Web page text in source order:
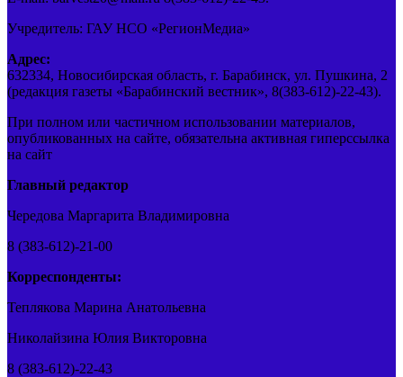
Учредитель: ГАУ НСО «РегионМедиа»
Адрес:
632334, Новосибирская область, г. Барабинск, ул. Пушкина, 2
(редакция газеты «Барабинский вестник», 8(383-612)-22-43).
При полном или частичном использовании материалов,
опубликованных на сайте, обязательна активная гиперссылка
на сайт
Главный редактор
Чередова Маргарита Владимировна
8 (383-612)-21-00
Корреспонденты:
Теплякова Марина Анатольевна
Николайзина Юлия Викторовна
8 (383-612)-22-43